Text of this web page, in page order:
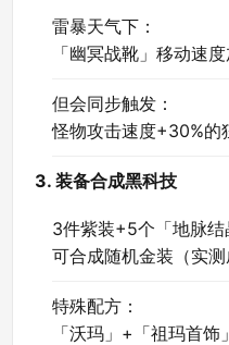
雷暴天气下：
「幽冥战靴」移动速
但会同步触发：
怪物攻击速度+30%的
3. 装备合成黑科技
3件紫装+5个「地脉结
可合成随机金装（实测
特殊配方：
「沃玛」+「祖玛首